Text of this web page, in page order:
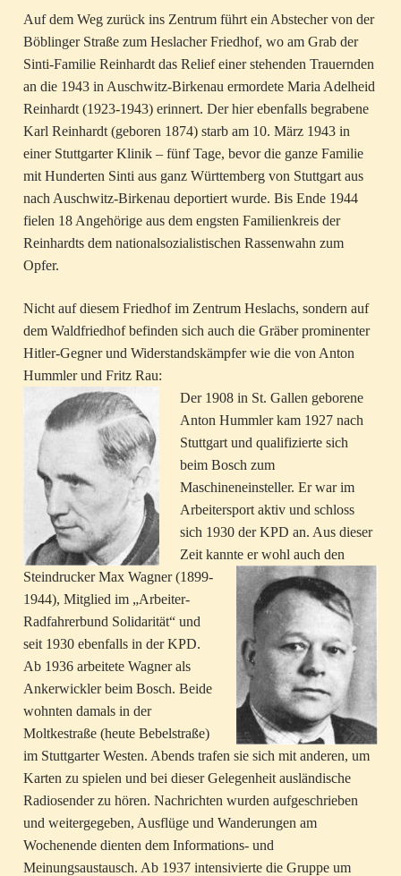
Auf dem Weg zurück ins Zentrum führt ein Abstecher von der
Böblinger Straße zum Heslacher Friedhof, wo am Grab der
Sinti-Familie Reinhardt das Relief einer stehenden Trauernden
an die 1943 in Auschwitz-Birkenau ermordete Maria Adelheid
Reinhardt (1923-1943) erinnert. Der hier ebenfalls begrabene
Karl Reinhardt (geboren 1874) starb am 10. März 1943 in
einer Stuttgarter Klinik – fünf Tage, bevor die ganze Familie
mit Hunderten Sinti aus ganz Württemberg von Stuttgart aus
nach Auschwitz-Birkenau deportiert wurde. Bis Ende 1944
fielen 18 Angehörige aus dem engsten Familienkreis der
Reinhardts dem nationalsozialistischen Rassenwahn zum
Opfer.
Nicht auf diesem Friedhof im Zentrum Heslachs, sondern auf
dem Waldfriedhof befinden sich auch die Gräber prominenter
Hitler-Gegner und Widerstandskämpfer wie die von Anton
Hummler und Fritz Rau:
Der 1908 in St. Gallen geborene
Anton Hummler kam 1927 nach
Stuttgart und qualifizierte sich
beim Bosch zum
Maschineneinsteller. Er war im
Arbeitersport aktiv und schloss
sich 1930 der KPD an. Aus dieser
Zeit kannte er wohl auch den
SteindruckerMax Wagner (1899-
1944), Mitglied im „Arbeiter-
Radfahrerbund Solidarität“ und
seit 1930 ebenfalls in der KPD.
Ab 1936 arbeitete Wagner als
Ankerwickler beim Bosch. Beide
wohnten damals in der
Moltkestraße (heute Bebelstraße)
im Stuttgarter Westen. Abends trafen sie sich mit anderen, um
Karten zu spielen und bei dieser Gelegenheit ausländische
Radiosender zu hören. Nachrichten wurden aufgeschrieben
und weitergegeben, Ausflüge und Wanderungen am
Wochenende dienten dem Informations- und
Meinungsaustausch. Ab 1937 intensivierte die Gruppe um